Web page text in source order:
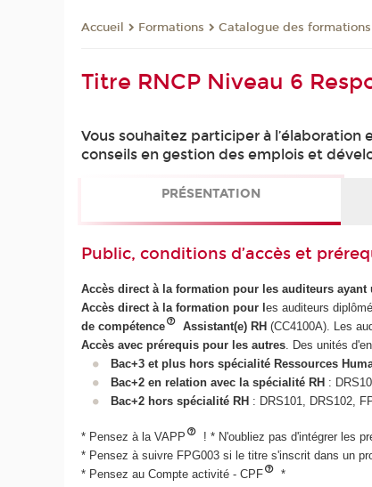
Accueil Formations Catalogue des formations
Titre RNCP Niveau 6
Vous souhaitez participer à
conseils en gestion des emplois et
PRÉSENTATION
Public, conditions d’accès et
Accès direct à la formation pour les auditeurs
Accès direct à la formation pour les auditeurs
de compétence
Assistant(e) RH(CC4100A). Les
Accès avec prérequis pour les autres . Des unités
Bac+3 et plus hors spécialité Ressources
Bac+2 en relation avec la spécialité RH:
Bac+2 hors spécialité RH: DRS101, DRS102,
* Pensez à la VAPP ! * N'oubliez pas d'intégrer les
* Pensez à suivre FPG003 si le titre s'inscrit dans un
* Pensez au Compte activité - CPF
*